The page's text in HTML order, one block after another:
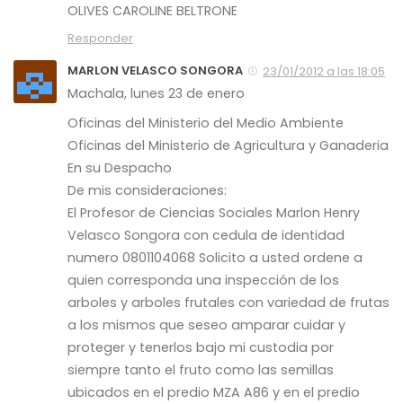
OLIVES CAROLINE BELTRONE
Responder
MARLON VELASCO SONGORA
23/01/2012 a las 18:05
Machala, lunes 23 de enero
Oficinas del Ministerio del Medio Ambiente
Oficinas del Ministerio de Agricultura y Ganaderia
En su Despacho
De mis consideraciones:
El Profesor de Ciencias Sociales Marlon Henry
Velasco Songora con cedula de identidad
numero 0801104068 Solicito a usted ordene a
quien corresponda una inspección de los
arboles y arboles frutales con variedad de frutas
a los mismos que seseo amparar cuidar y
proteger y tenerlos bajo mi custodia por
siempre tanto el fruto como las semillas
ubicados en el predio MZA A86 y en el predio